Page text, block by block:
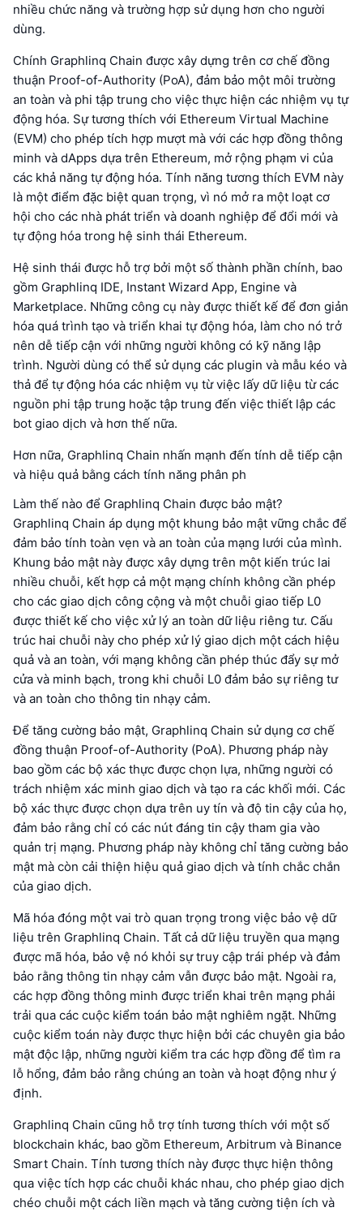
nhiều chức năng và trường hợp sử dụng hơn cho người
dùng.
Chính Graphlinq Chain được xây dựng trên cơ chế đồng
thuận Proof-of-Authority (PoA), đảm bảo một môi trường
an toàn và phi tập trung cho việc thực hiện các nhiệm vụ tự
động hóa. Sự tương thích với Ethereum Virtual Machine
(EVM) cho phép tích hợp mượt mà với các hợp đồng thông
minh và dApps dựa trên Ethereum, mở rộng phạm vi của
các khả năng tự động hóa. Tính năng tương thích EVM này
là một điểm đặc biệt quan trọng, vì nó mở ra một loạt cơ
hội cho các nhà phát triển và doanh nghiệp để đổi mới và
tự động hóa trong hệ sinh thái Ethereum.
Hệ sinh thái được hỗ trợ bởi một số thành phần chính, bao
gồm Graphlinq IDE, Instant Wizard App, Engine và
Marketplace. Những công cụ này được thiết kế để đơn giản
hóa quá trình tạo và triển khai tự động hóa, làm cho nó trở
nên dễ tiếp cận với những người không có kỹ năng lập
trình. Người dùng có thể sử dụng các plugin và mẫu kéo và
thả để tự động hóa các nhiệm vụ từ việc lấy dữ liệu từ các
nguồn phi tập trung hoặc tập trung đến việc thiết lập các
bot giao dịch và hơn thế nữa.
Hơn nữa, Graphlinq Chain nhấn mạnh đến tính dễ tiếp cận
và hiệu quả bằng cách tính năng phân ph
Làm thế nào để Graphlinq Chain được bảo mật?
Graphlinq Chain áp dụng một khung bảo mật vững chắc để
đảm bảo tính toàn vẹn và an toàn của mạng lưới của mình.
Khung bảo mật này được xây dựng trên một kiến trúc lai
nhiều chuỗi, kết hợp cả một mạng chính không cần phép
cho các giao dịch công cộng và một chuỗi giao tiếp L0
được thiết kế cho việc xử lý an toàn dữ liệu riêng tư. Cấu
trúc hai chuỗi này cho phép xử lý giao dịch một cách hiệu
quả và an toàn, với mạng không cần phép thúc đẩy sự mở
cửa và minh bạch, trong khi chuỗi L0 đảm bảo sự riêng tư
và an toàn cho thông tin nhạy cảm.
Để tăng cường bảo mật, Graphlinq Chain sử dụng cơ chế
đồng thuận Proof-of-Authority (PoA). Phương pháp này
bao gồm các bộ xác thực được chọn lựa, những người có
trách nhiệm xác minh giao dịch và tạo ra các khối mới. Các
bộ xác thực được chọn dựa trên uy tín và độ tin cậy của họ,
đảm bảo rằng chỉ có các nút đáng tin cậy tham gia vào
quản trị mạng. Phương pháp này không chỉ tăng cường bảo
mật mà còn cải thiện hiệu quả giao dịch và tính chắc chắn
của giao dịch.
Mã hóa đóng một vai trò quan trọng trong việc bảo vệ dữ
liệu trên Graphlinq Chain. Tất cả dữ liệu truyền qua mạng
được mã hóa, bảo vệ nó khỏi sự truy cập trái phép và đảm
bảo rằng thông tin nhạy cảm vẫn được bảo mật. Ngoài ra,
các hợp đồng thông minh được triển khai trên mạng phải
trải qua các cuộc kiểm toán bảo mật nghiêm ngặt. Những
cuộc kiểm toán này được thực hiện bởi các chuyên gia bảo
mật độc lập, những người kiểm tra các hợp đồng để tìm ra
lỗ hổng, đảm bảo rằng chúng an toàn và hoạt động như ý
định.
Graphlinq Chain cũng hỗ trợ tính tương thích với một số
blockchain khác, bao gồm Ethereum, Arbitrum và Binance
Smart Chain. Tính tương thích này được thực hiện thông
qua việc tích hợp các chuỗi khác nhau, cho phép giao dịch
chéo chuỗi một cách liền mạch và tăng cường tiện ích và